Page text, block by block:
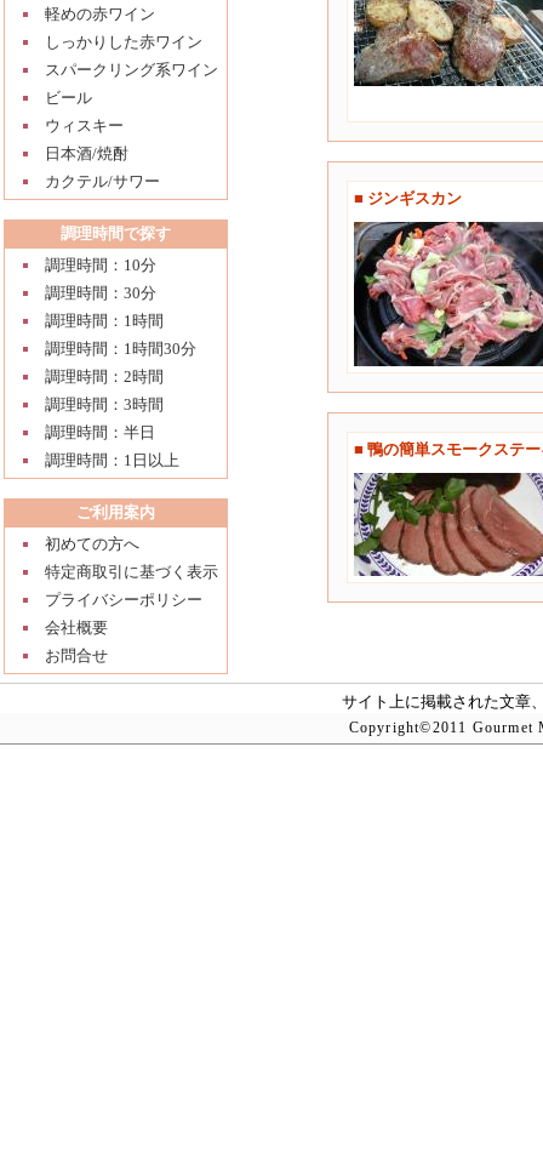
軽めの赤ワイン
しっかりした赤ワイン
スパークリング系ワイン
ビール
ウィスキー
日本酒/焼酎
カクテル/サワー
調理時間で探す
調理時間：10分
調理時間：30分
調理時間：1時間
調理時間：1時間30分
調理時間：2時間
調理時間：3時間
調理時間：半日
調理時間：1日以上
ご利用案内
初めての方へ
特定商取引に基づく表示
プライバシーポリシー
会社概要
お問合せ
■ ジンギスカン
■ 鴨の簡単スモークステ
サイト上に掲載された文章
Copyright©2011 Gourmet